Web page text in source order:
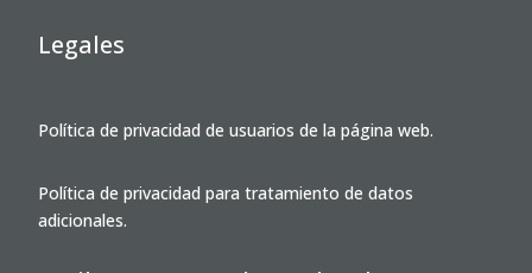
Legales
Política de privacidad de usuarios de la página web.
Política de privacidad para tratamiento de datos
adicionales.